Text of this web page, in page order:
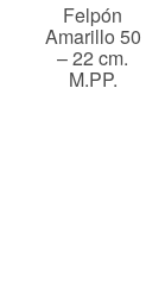
Felpón
Amarillo 50
– 22 cm.
M.PP.